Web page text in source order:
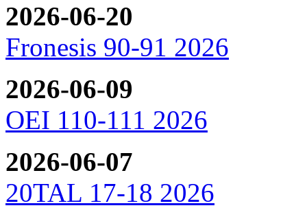
2026-06-20
Fronesis 90-91 2026
2026-06-09
OEI 110-111 2026
2026-06-07
20TAL 17-18 2026